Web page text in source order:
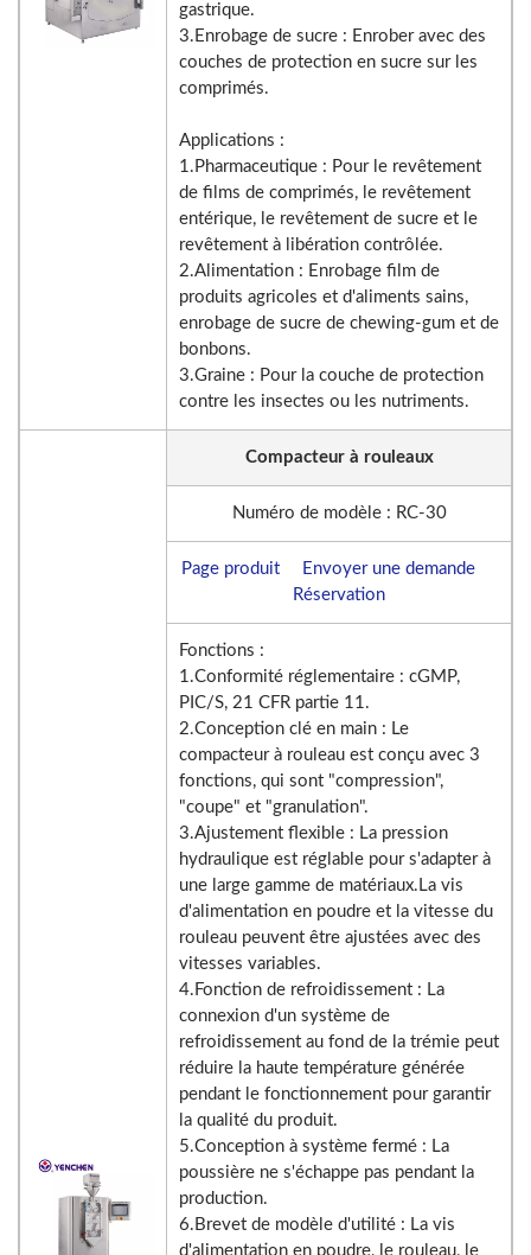
gastrique.
3.Enrobage de sucre : Enrober avec des
couches de protection en sucre sur les
comprimés.
Applications :
1.Pharmaceutique : Pour le revêtement
de films de comprimés, le revêtement
entérique, le revêtement de sucre et le
revêtement à libération contrôlée.
2.Alimentation : Enrobage film de
produits agricoles et d'aliments sains,
enrobage de sucre de chewing-gum et de
bonbons.
3.Graine : Pour la couche de protection
contre les insectes ou les nutriments.
Compacteur à rouleaux
Numéro de modèle : RC-30
Page produit
Envoyer une demande
Réservation
Fonctions :
1.Conformité réglementaire : cGMP,
PIC/S, 21 CFR partie 11.
2.Conception clé en main : Le
compacteur à rouleau est conçu avec 3
fonctions, qui sont "compression",
"coupe" et "granulation".
3.Ajustement flexible : La pression
hydraulique est réglable pour s'adapter à
une large gamme de matériaux.La vis
d'alimentation en poudre et la vitesse du
rouleau peuvent être ajustées avec des
vitesses variables.
4.Fonction de refroidissement : La
connexion d'un système de
refroidissement au fond de la trémie peut
réduire la haute température générée
pendant le fonctionnement pour garantir
la qualité du produit.
5.Conception à système fermé : La
poussière ne s'échappe pas pendant la
production.
6.Brevet de modèle d'utilité : La vis
d'alimentation en poudre, le rouleau, le